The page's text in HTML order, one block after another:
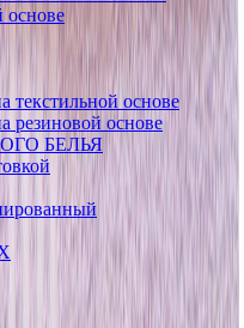
основе
текстильной основе
резиновой основе
БЕЛЬЯ